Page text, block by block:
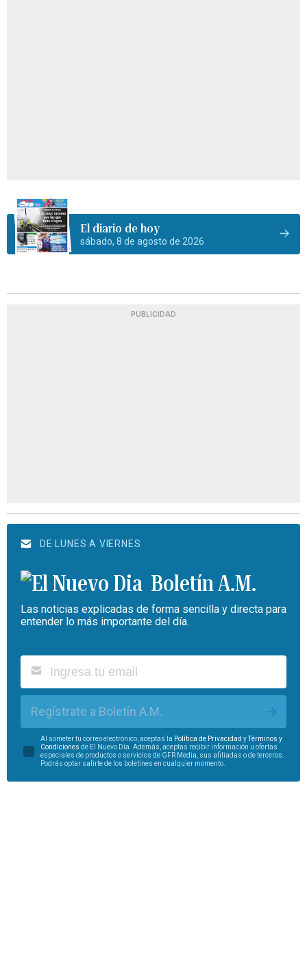
El diario de hoy
sábado, 8 de agosto de 2026
PUBLICIDAD
DE LUNES A VIERNES
Boletín A.M.
Las noticias explicadas de forma sencilla y directa para
entender lo más importante del día.
Regístrate a Boletín A.M.
Al someter tu correo electrónico, aceptas la Política de Privacidad yTérminos y
Condiciones de El Nuevo Día. Además, aceptas recibir información u ofertas
especiales de productos o servicios de GFR Media, sus afiliadas o de terceros.
Podrás optar salirte de los boletines en cualquier momento.